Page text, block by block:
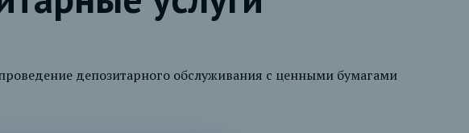
депозитарного обслуживания с ценными бумагами